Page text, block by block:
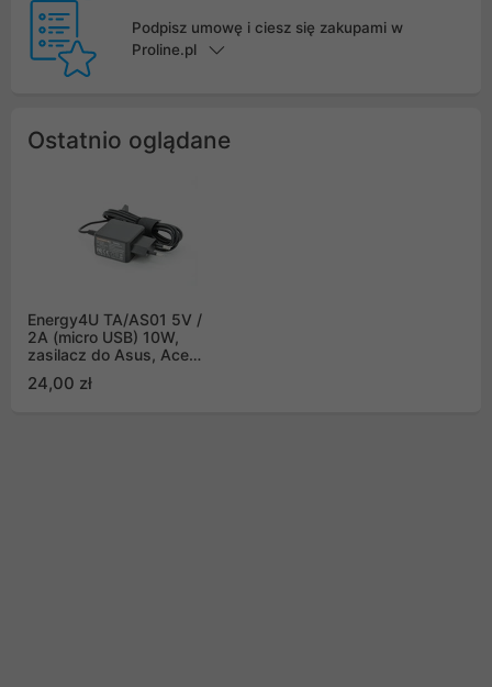
Podpisz umowę i ciesz się zakupami w
Proline.pl
Ostatnio oglądane
Energy4U TA/AS01 5V /
2A (micro USB) 10W,
zasilacz do Asus, Acer,
Samsung
24,00 zł